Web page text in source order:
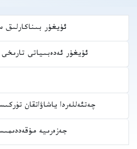
ئۇيغۇر بىناكارلىق
ئۇيغۇر ئەدەبىياتى تارىخى
چەتئەللەردا ياشاۋاتقان
جەزەرىيە